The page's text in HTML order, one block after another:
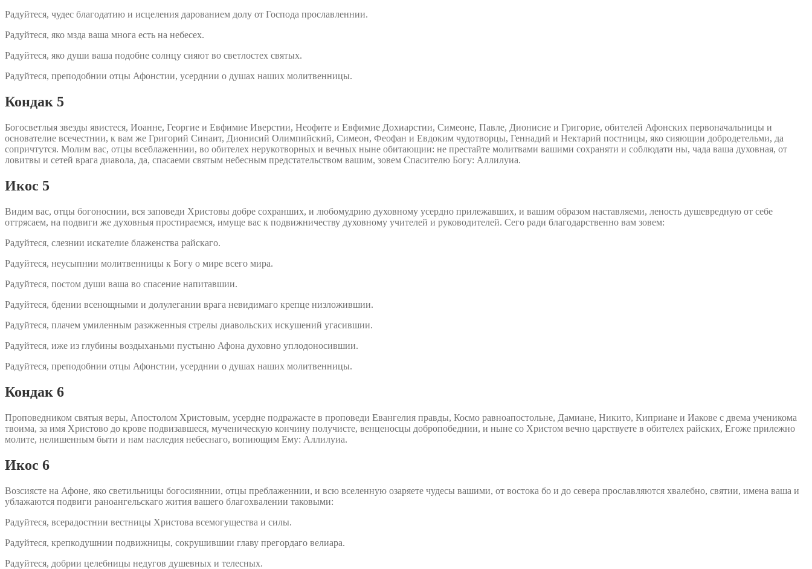
Радуйтеся, чудес благодатию и исцеления дарованием долу от Господа прославленнии.
Радуйтеся, яко мзда ваша многа есть на небесех.
Радуйтеся, яко души ваша подобне солнцу сияют во светлостех святых.
Радуйтеся, преподобнии отцы Афонстии, усерднии о душах наших молитвенницы.
Кондак 5
Богосветлыя звезды явистеся, Иоанне, Георгие и Евфимие Иверстии, Неофите и Евфимие Дохиарстии, Симеоне, Павле, Дионисие и Григорие, обителей Афонских первоначальницы и
основателие всечестнии, к вам же Григорий Синаит, Дионисий Олимпийский, Симеон, Феофан и Евдоким чудотворцы, Геннадий и Нектарий постницы, яко сияющии добродетельми, да
сопричтутся. Молим вас, отцы всеблаженнии, во обителех нерукотворных и вечных ныне обитающии: не престайте молитвами вашими сохраняти и соблюдати ны, чада ваша духовная, от
ловитвы и сетей врага диавола, да, спасаеми святым небесным предстательством вашим, зовем Спасителю Богу: Аллилуиа.
Икос 5
Видим вас, отцы богоноснии, вся заповеди Христовы добре сохранших, и любомудрию духовному усердно прилежавших, и вашим образом наставляеми, леность душевредную от себе
оттрясаем, на подвиги же духовныя простираемся, имуще вас к подвижничеству духовному учителей и руководителей. Сего ради благодарственно вам зовем:
Радуйтеся, слезнии искателие блаженства райскаго.
Радуйтеся, неусыпнии молитвенницы к Богу о мире всего мира.
Радуйтеся, постом души ваша во спасение напитавшии.
Радуйтеся, бдении всенощными и долулегании врага невидимаго крепце низложившии.
Радуйтеся, плачем умиленным разжженныя стрелы диавольских искушений угасившии.
Радуйтеся, иже из глубины воздыханьми пустыню Афона духовно уплодоносившии.
Радуйтеся, преподобнии отцы Афонстии, усерднии о душах наших молитвенницы.
Кондак 6
Проповедником святыя веры, Апостолом Христовым, усердне подражасте в проповеди Евангелия правды, Космо равноапостольне, Дамиане, Никито, Киприане и Иакове с двема ученикома
твоима, за имя Христово до крове подвизавшеся, мученическую кончину получисте, венценосцы добропобеднии, и ныне со Христом вечно царствуете в обителех райских, Егоже прилежно
молите, нелишенным быти и нам наследия небеснаго, вопиющим Ему: Аллилуиа.
Икос 6
Возсиясте на Афоне, яко светильницы богосияннии, отцы преблаженнии, и всю вселенную озаряете чудесы вашими, от востока бо и до севера прославляются хвалебно, святии, имена ваша и
ублажаются подвиги раноангельскаго жития вашего благохвалении таковыми:
Радуйтеся, всерадостнии вестницы Христова всемогущества и силы.
Радуйтеся, крепкодушнии подвижницы, сокрушившии главу прегордаго велиара.
Радуйтеся, добрии целебницы недугов душевных и телесных.